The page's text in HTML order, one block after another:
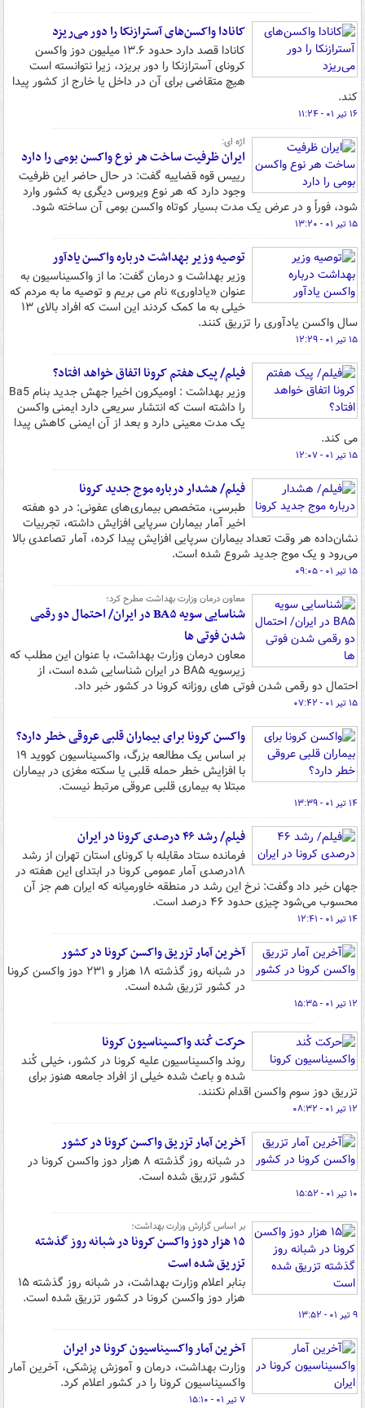
کانادا واکسن‌های آسترازنکا را دور می‌ریزد
کانادا قصد دارد حدود ۱۳.۶ میلیون دوز واکسن
کرونای آسترازنکا را دور بریزد، زیرا نتوانسته است
هیچ متقاضی برای آن در داخل یا خارج از کشور پیدا
کند.
۱۶ تیر ۰۱ - ۱۱:۲۴
اژه ای:
ایران ظرفیت ساخت هر نوع واکسن بومی را دارد
رییس قوه قضاییه گفت: در حال حاضر این ظرفیت
وجود دارد که هر نوع ویروس دیگری به کشور وارد
شود، فوراً و در عرض یک مدت بسیار کوتاه واکسن بومی آن ساخته شود.
۱۵ تیر ۰۱ - ۱۳:۲۰
توصیه وزیر بهداشت درباره واکسن یادآور
وزیر بهداشت و درمان گفت: ما از واکسیناسیون به
عنوان «یاداوری» نام می بریم و توصیه ما به مردم که
خیلی به ما کمک کردند این است که افراد بالای ۱۳
سال واکسن یادآوری را تزریق کنند.
۱۵ تیر ۰۱ - ۱۲:۲۹
فیلم/ پیک هفتم کرونا اتفاق خواهد افتاد؟
وزیر بهداشت : اومیکرون اخیرا جهش جدید بنام Ba5
را داشته است که انتشار سریعی دارد ایمنی واکسن
یک مدت معینی دارد و بعد از آن ایمنی کاهش پیدا
می کند.
۱۵ تیر ۰۱ - ۱۲:۰۷
فیلم/ هشدار درباره موج جدید کرونا
طبرسی، متخصص بیماری‌های عفونی: در دو هفته
اخیر آمار بیماران سرپایی افزایش داشته، تجربیات
نشان‌داده هر وقت تعداد بیماران سرپایی افزایش پیدا کرده، آمار تصاعدی بالا
می‌رود و یک موج جدید شروع شده است.
۱۵ تیر ۰۱ - ۰۹:۰۵
معاون درمان وزارت بهداشت مطرح کرد؛
شناسایی سویه BA۵ در ایران/ احتمال دو رقمی
شدن فوتی ها
معاون درمان وزارت بهداشت، با عنوان این مطلب که
زیرسویه BA۵ در ایران شناسایی شده است، از
احتمال دو رقمی شدن فوتی های روزانه کرونا در کشور خبر داد.
۱۵ تیر ۰۱ - ۰۷:۴۲
واکسن کرونا برای بیماران قلبی عروقی خطر دارد؟
بر اساس یک مطالعه بزرگ، واکسیناسیون کووید ۱۹
با افزایش خطر حمله قلبی یا سکته مغزی در بیماران
مبتلا به بیماری قلبی عروقی مرتبط نیست.
۱۴ تیر ۰۱ - ۱۳:۳۹
فیلم/ رشد ۴۶ درصدی کرونا در ایران
فرمانده ستاد مقابله با کرونای استان تهران از رشد
۱۸درصدی آمار عمومی کرونا در ابتدای این هفته در
جهان خبر داد وگفت: نرخ این رشد در منطقه خاورمیانه که ایران هم جز آن
محسوب می‌شود چیزی حدود ۴۶ درصد است.
۱۴ تیر ۰۱ - ۱۲:۴۱
آخرین آمار تزریق واکسن کرونا در کشور
در شبانه روز گذشته ۱۸ هزار و ۲۳۱ دوز واکسن کرونا
در کشور تزریق شده است.
۱۲ تیر ۰۱ - ۱۵:۳۵
حرکت کُند واکسیناسیون کرونا
روند واکسیناسیون علیه کرونا در کشور، خیلی کُند
شده و باعث شده خیلی از افراد جامعه هنوز برای
تزریق دوز سوم واکسن اقدام نکنند.
۱۲ تیر ۰۱ - ۰۸:۳۲
آخرین آمار تزریق واکسن کرونا در کشور
در شبانه روز گذشته ۸ هزار دوز واکسن کرونا در
کشور تزریق شده است.
۱۰ تیر ۰۱ - ۱۵:۵۲
بر اساس گزارش وزارت بهداشت؛
۱۵ هزار دوز واکسن کرونا در شبانه روز گذشته
تزریق شده است
بنابر اعلام وزارت بهداشت، در شبانه روز گذشته ۱۵
هزار دوز واکسن کرونا در کشور تزریق شده است.
۹ تیر ۰۱ - ۱۳:۵۲
آخرین آمار واکسیناسیون کرونا در ایران
وزارت بهداشت، درمان و آموزش پزشکی، آخرین آمار
واکسیناسیون کرونا را در کشور اعلام کرد.
۷ تیر ۰۱ - ۱۵:۱۰